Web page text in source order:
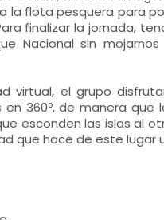
la flota pesquera para
finalizar la jornada,
Nacional sin
virtual, el grupo
360º, de manera que
esconden las islas al
que hace de este lugar